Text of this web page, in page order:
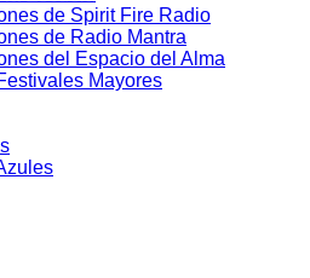
de Spirit Fire Radio
de Radio Mantra
del Espacio del Alma
Mayores